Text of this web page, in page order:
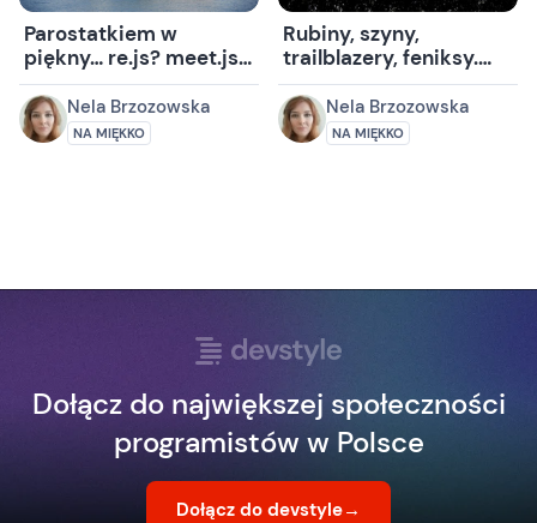
Parostatkiem w
piękny… re.js? meet.js
special w Białymstoku
Nela Brzozowska
NA MIĘKKO
Rubiny, szyny,
trailblazery, feniksy.
Wrześniowe spotkanie
BRUG.Nela Brzozowska
NA MIĘKKO
Dołącz do największej społeczności
programistów w Polsce
Dołącz do devstyle→